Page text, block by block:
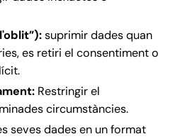
suprimir dades quan
es retiri el consentiment o
Restringir el
circumstàncies.
seves dades en un format